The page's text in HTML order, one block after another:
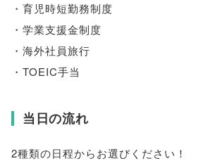
・育児時短勤務制度
・学業支援金制度
・海外社員旅行
・TOEIC手当
当日の流れ
2種類の日程からお選びください！